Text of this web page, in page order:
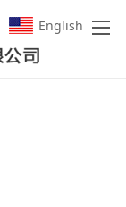
English